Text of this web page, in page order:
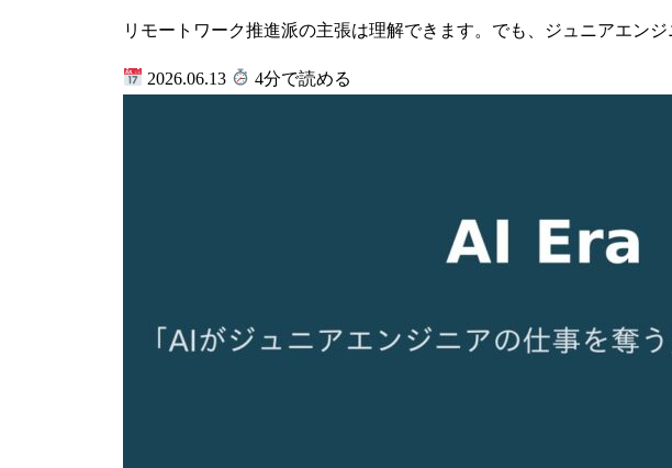
リモートワーク推進派の主張は理解できます。でも、ジュニアエン
2026.06.13 4分で読める